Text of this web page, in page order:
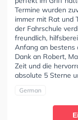
Termine wurden
immer mit Rat und
der Fahrschule
freundlich,
Anfang an bestens
Dank an Robert,
Zeit und die
absolute 5 Sterne
German